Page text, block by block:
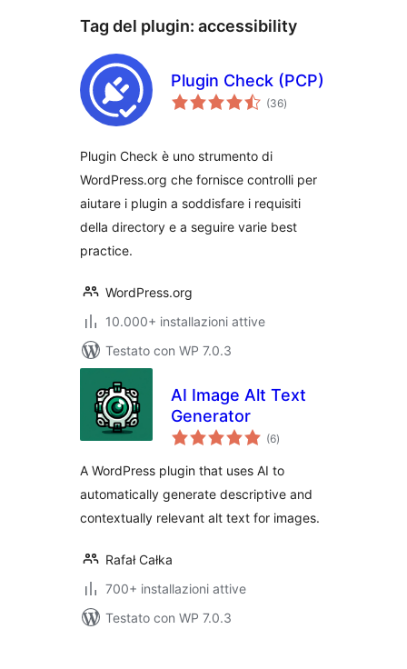
Tag del plugin: accessibility
Plugin Check (PCP)
(36valutazioni
totali
)
Plugin Check è uno strumento di
WordPress.org che fornisce controlli per
aiutare i plugin a soddisfare i requisiti
della directory e a seguire varie best
practice.
WordPress.org
10.000+ installazioni attive
Testato con WP 7.0.3
AI Image Alt Text
Generator
(6valutazioni
totali
)
A WordPress plugin that uses AI to
automatically generate descriptive and
contextually relevant alt text for images.
Rafał Całka
700+ installazioni attive
Testato con WP 7.0.3